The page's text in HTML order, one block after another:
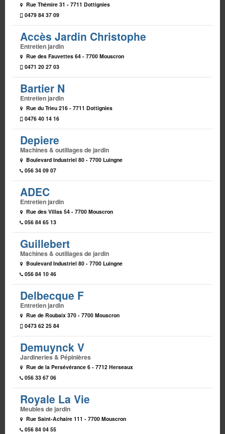
Rue Thémire 31 - 7711 Dottignies
0479 84 37 09
Accès Jardin Christophe
Entretien jardin
Rue des Fauvettes 64 - 7700 Mouscron
0471 20 27 03
Bartier N
Entretien jardin
Rue du Trieu 216 - 7711 Dottignies
0476 40 14 16
Depiere
Machines & outillages de jardin
Boulevard Industriel 80 - 7700 Luingne
056 34 09 07
ADEC
Entretien jardin
Rue des Villas 54 - 7700 Mouscron
056 84 65 13
Guillebert
Machines & outillages de jardin
Boulevard Industriel 80 - 7700 Luingne
056 84 10 46
Delbecque F
Entretien jardin
Rue de Roubaix 370 - 7700 Mouscron
0473 62 25 84
Demuynck V
Jardineries & Pépinières
Rue de la Persévérance 6 - 7712 Herseaux
056 33 67 06
Royale La Vie
Meubles de jardin
Rue Saint-Achaire 111 - 7700 Mouscron
056 84 04 55